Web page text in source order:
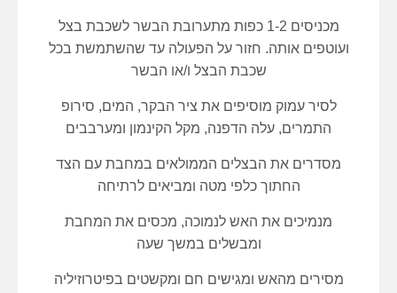
מכניסים 1-2 כפות מתערובת הבשר לשכבת בצל
ועוטפים אותה. חזור על הפעולה עד שהשתמשת בכל
שכבת הבצל ו/או הבשר
לסיר עמוק מוסיפים את ציר הבקר, המים, סירופ
התמרים, עלה הדפנה, מקל הקינמון ומערבבים
מסדרים את הבצלים הממולאים במחבת עם הצד
החתוך כלפי מטה ומביאים לרתיחה
מנמיכים את האש לנמוכה, מכסים את המחבת
ומבשלים במשך שעה
מסירים מהאש ומגישים חם ומקשטים בפיטרוזיליה